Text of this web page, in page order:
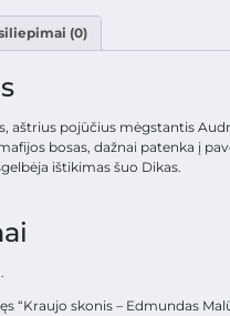
(0)
aštrius pojūčius mėgstantis
bosas, dažnai patenka į
ištikimas šuo Dikas.
“Kraujo skonis – Edmundas